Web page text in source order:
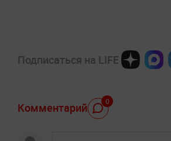
Подписаться на LIFE
Комментарий 0